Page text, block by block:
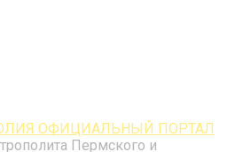
ОФИЦИАЛЬНЫЙ ПОРТАЛ
Пермского и